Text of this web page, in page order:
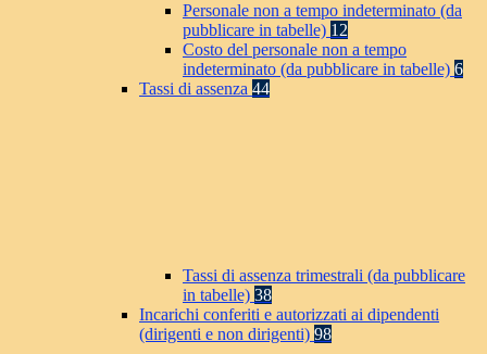
Personale non a tempo indeterminato (da
pubblicare in tabelle) 12
Costo del personale non a tempo
indeterminato (da pubblicare in tabelle) 6
Tassi di assenza 44
Tassi di assenza trimestrali (da pubblicare
in tabelle) 38
Incarichi conferiti e autorizzati ai dipendenti
(dirigenti e non dirigenti) 98